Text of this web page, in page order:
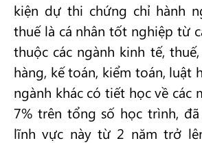
kiện dự thi chứng chỉ hành
thuế là cá nhân tốt nghiệp từ
thuộc các ngành kinh tế,
hàng, kế toán, kiểm toán, luật
ngành khác có tiết học về các
7% trên tổng số học trình,
lĩnh vực này từ 2 năm trở